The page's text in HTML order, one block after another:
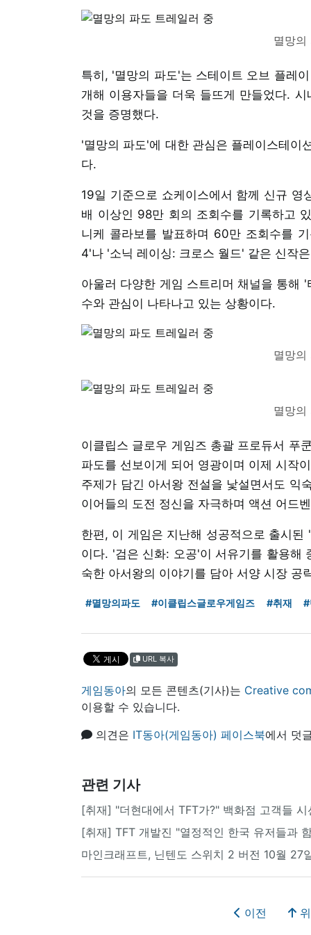
멸망의
특히, '멸망의 파도'는 스테이트 오브 플레
개해 이용자들을 더욱 들뜨게 만들었다.
것을 증명했다.
'멸망의 파도'에 대한 관심은 플레이스테이
다.
19일 기준으로 쇼케이스에서 함께 신규
배 이상인 98만 회의 조회수를 기록하고
니케 콜라보를 발표하며 60만 조회수를
4'나 '소닉 레이싱: 크로스 월드' 같은 신작
아울러 다양한 게임 스트리머 채널을 통해
수와 관심이 나타나고 있는 상황이다.
멸망의
멸망의
이클립스 글로우 게임즈 총괄 프로듀서 푸
파도를 선보이게 되어 영광이며 이제 시작
주제가 담긴 아서왕 전설을 낯설면서도 익
이어들의 도전 정신을 자극하며 액션 어드
한편, 이 게임은 지난해 성공적으로 출시
이다. '검은 신화: 오공'이 서유기를 활용해
숙한 아서왕의 이야기를 담아 서양 시장 공
#멸망의파도 #이클립스글로우게임즈 #취재 #
URL 복사
게임동아의 모든 콘텐츠(기사)는 Creative
이용할 수 있습니다.
의견은 IT동아(게임동아) 페이스북에서 덧
관련 기사
[취재] "더현대에서 TFT가?" 백화점 고객들
[취재] TFT 개발진 "열정적인 한국 유저들과
마인크래프트, 닌텐도 스위치 2 버전 10월 27
이전